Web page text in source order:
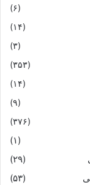
(۶)
(۱۴)
(۳)
(۳۵۳)
(۱۴)
(۹)
(۳۷۶)
(۱)
(۲۹)
(۵۳)